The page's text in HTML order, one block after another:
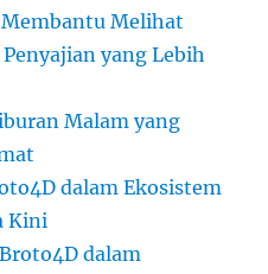
Melihat
yang Lebih
Malam yang
dalam Ekosistem
Kini
dalam